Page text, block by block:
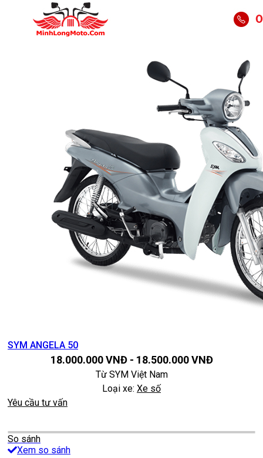
SYM ANGELA 50
18.000.000VNĐ- 18.500.000VNĐ
Từ SYM Việt Nam
Loại xe: Xe số
Yêu cầu tư vấn
So sánh
Xem so sánh